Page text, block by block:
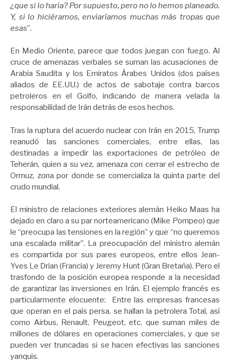
¿que si lo haría? Por supuesto, pero no lo hemos planeado.
Y, si lo hiciéramos, enviaríamos muchas más tropas que
esas”.
En Medio Oriente, parece que todos juegan con fuego. Al
cruce de amenazas verbales se suman las acusaciones de
Arabia Saudita y los Emiratos Árabes Unidos (dos países
aliados de EE.UU.) de actos de sabotaje contra barcos
petroleros en el Golfo, indicando de manera velada la
responsabilidad de Irán detrás de esos hechos.
Tras la ruptura del acuerdo nuclear con Irán en 2015, Trump
reanudó las sanciones comerciales, entre ellas, las
destinadas a impedir las exportaciones de petróleo de
Teherán, quien a su vez, amenaza con cerrar el estrecho de
Ormuz, zona por donde se comercializa la quinta parte del
crudo mundial.
El ministro de relaciones exteriores alemán Heiko Maas ha
dejado en claro a su par norteamericano (Mike Pompeo) que
le “preocupa las tensiones en la región” y que “no queremos
una escalada militar”. La preocupación del ministro alemán
es compartida por sus pares europeos, entre ellos Jean-
Yves Le Drian (Francia) y Jeremy Hunt (Gran Bretaña). Pero el
trasfondo de la posición europea responde a la necesidad
de garantizar las inversiones en Irán. El ejemplo francés es
particularmente elocuente: Entre las empresas francesas
que operan en el país persa, se hallan la petrolera Total, así
como Airbus, Renault, Peugeot, etc. que suman miles de
millones de dólares en operaciones comerciales, y que se
pueden ver truncadas si se hacen efectivas las sanciones
yanquis.